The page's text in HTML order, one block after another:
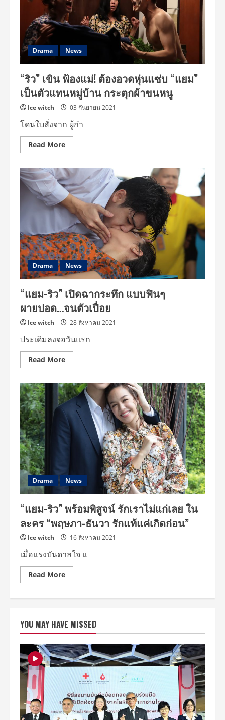
คิด
ศัลยกรรม
บท
“ซิ
เครื่อง
ความ
เปิ่น
ฮา
Drama News
“ริว” เขิน ฟ้องแม่! ต้องอวดหุ่นแซ่บ “แยม”
เป็นตัวแทนหมู่บ้าน กระตุกผ้าขนหนู
Ice witch 03 กันยายน 2021
โดนใบสั่งจาก ผู้กำ
Read MoreRead
more
เขิน
ฟ้อง
แม่!
ต้อง
อวด
หุ่น
แซ่บ
“แยม”
เป็น
ตัวแทน
หมู่บ้าน
กระตุก
ผ้า
ขนหนู
Drama News
“แยม-ริว” เปิดฉากระทึก แบบฟินๆ
ผายปอด…จนตัวเปื่อย
Ice witch 28 สิงหาคม 2021
ประเดิมลงจอวันแรก
Read MoreRead
more
ริว”
เปิด
ฉาก
ระทึก
แบบ
ฟินๆ
ผายปอด…
จน
ตัว
Drama News
“แยม-ริว” พร้อมพิสูจน์ รักเราไม่แก่เลย ใน
ละคร “พฤษภา-ธันวา รักแท้แค่เกิดก่อน”
Ice witch 16 สิงหาคม 2021
เมื่อแรงบันดาลใจ แ
Read MoreRead
more
รัก
เรา
ไม่
แก่
เลย
ใน
ละคร
“พฤษภา-
ธันวา
รัก
แท้
แค่
เกิด
ก่อน”
YOU MAY HAVE MISSED